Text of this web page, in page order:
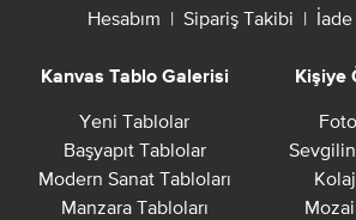
Hesabım | Sipariş Takibi |
Kanvas Tablo Galerisi
Yeni Tablolar
Başyapıt Tablolar
Modern Sanat Tabloları
Manzara Tabloları
Kişiye